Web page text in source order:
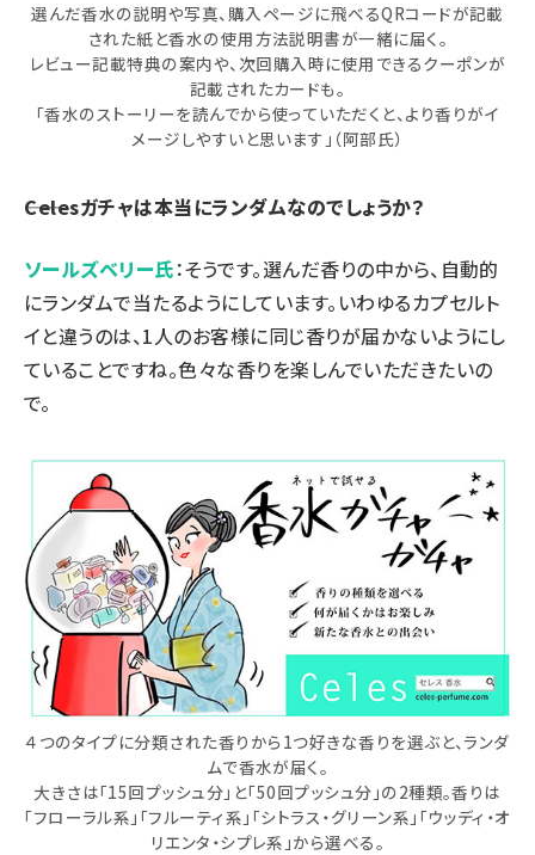
選んだ香水の説明や写真、購入ページに飛べるQRコードが記載
された紙と香水の使用方法説明書が一緒に届く。
レビュー記載特典の案内や、次回購入時に使用できるクーポンが
記載されたカードも。
「香水のストーリーを読んでから使っていただくと、より香りがイ
メージしやすいと思います」（阿部氏）
――Celesガチャは本当にランダムなのでしょうか？
ソールズベリー氏：そうです。選んだ香りの中から、自動的
にランダムで当たるようにしています。いわゆるカプセルト
イと違うのは、1人のお客様に同じ香りが届かないようにし
ていることですね。色々な香りを楽しんでいただきたいの
で。
４つのタイプに分類された香りから1つ好きな香りを選ぶと、ランダ
ムで香水が届く。
大きさは「15回プッシュ分」と「50回プッシュ分」の2種類。香りは
「フローラル系」「フルーティ系」「シトラス・グリーン系」「ウッディ・オ
リエンタ・シプレ系」から選べる。